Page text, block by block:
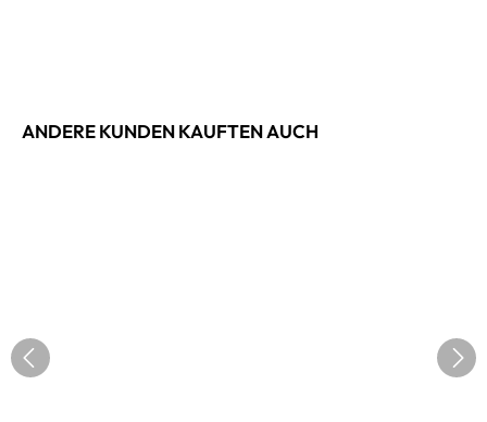
ANDERE KUNDEN KAUFTEN AUCH